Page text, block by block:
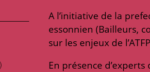
A l’initiative de la
essonnien (Bailleurs,
sur les enjeux de
En présence d’experts